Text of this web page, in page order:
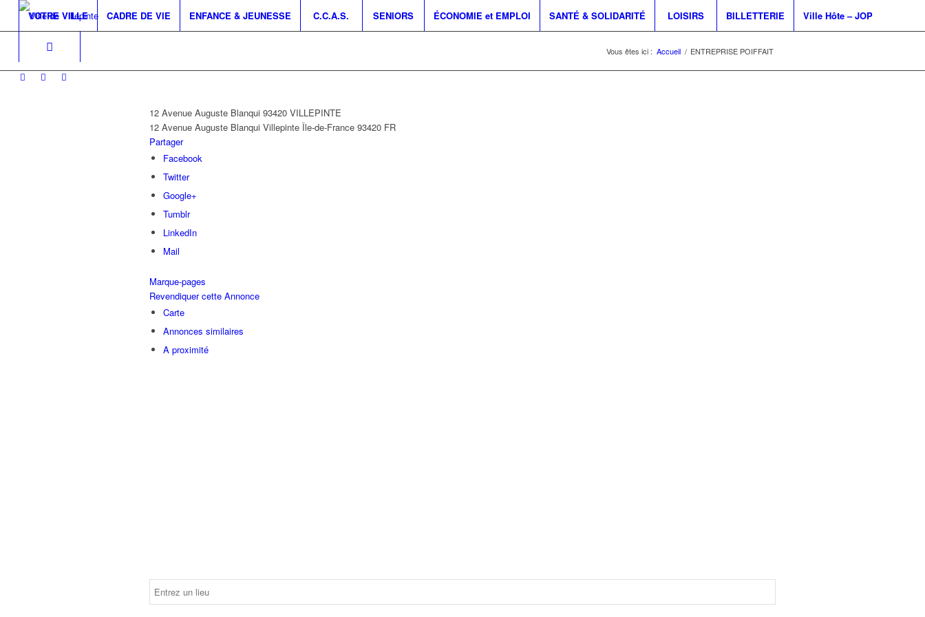
VOTRE VILLE CADRE DE VIE ENFANCE & JEUNESSE C.C.A.S. SENIORS ÉCONOMIE et EMPLOI SANTÉ & SOLIDARITÉ LOISIRS BILLETTERIE Ville Hôte – JOP
Vous êtes ici : Accueil / ENTREPRISE POIFFAIT
12 Avenue Auguste Blanqui 93420 VILLEPINTE
12 Avenue Auguste Blanqui Villepinte Île-de-France 93420 FR
Partager
Facebook
Twitter
Google+
Tumblr
LinkedIn
Mail
Marque-pages
Revendiquer cette Annonce
Carte
Annonces similaires
A proximité